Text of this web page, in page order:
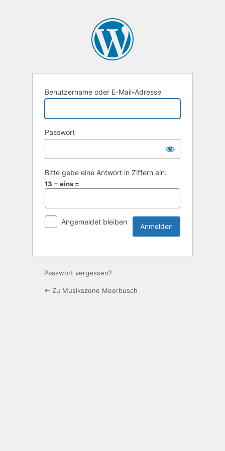
Benutzername oder E-Mail-Adresse
Passwort
Bitte gebe eine Antwort in Ziffern ein:
13 − eins =
Angemeldet bleiben
Passwort vergessen?
← Zu Musikszene Meerbusch